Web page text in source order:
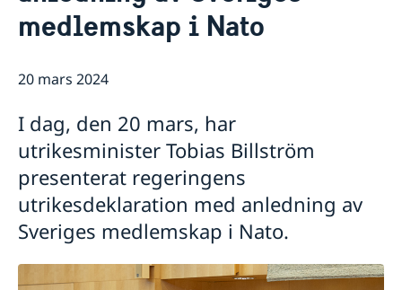
Svenska företag i Albanien
Anmäl handelshinder
medlemskap i Nato
20 mars 2024
I dag, den 20 mars, har
utrikesminister Tobias Billström
presenterat regeringens
utrikesdeklaration med anledning av
Sveriges medlemskap i Nato.